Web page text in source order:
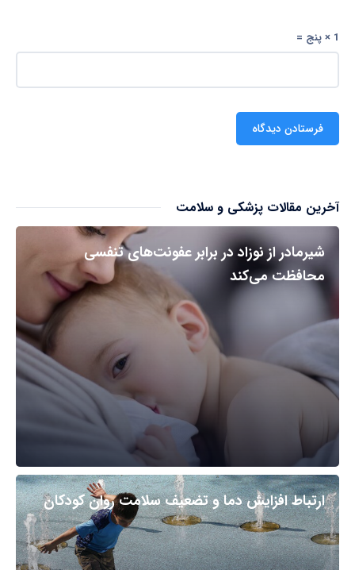
1 × پنج =
آخرین مقالات پزشکی و سلامت
شیرمادر از نوزاد در برابر عفونت‌های تنفسی
محافظت می‌کند
ارتباط افزایش دما و تضعیف سلامت روان کودکان